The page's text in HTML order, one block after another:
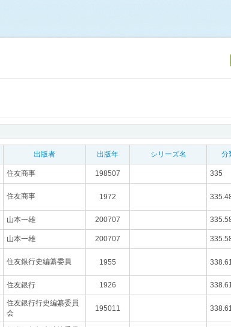
出版者 出版年 シリーズ名 分
住友商事 198507 335
住友商事 1972
山本一雄 200707
山本一雄 200707
住友銀行史編纂委員 1955
住友銀行 1926
住友銀行行史編纂委員
会
195011